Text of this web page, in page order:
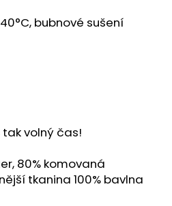
°C, bubnové sušení
volný čas!
80% komovaná
tkanina 100% bavlna